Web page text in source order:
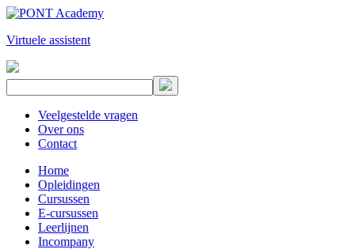
Virtuele assistent
Veelgestelde vragen
Over ons
Contact
Home
Opleidingen
Cursussen
E-cursussen
Leerlijnen
Incompany